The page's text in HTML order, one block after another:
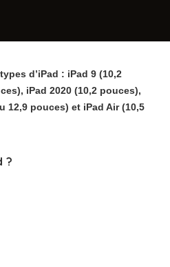
d’iPad : iPad 9 (10,2
iPad 2020 (10,2 pouces),
12,9 pouces) et iPad Air (10,5
?